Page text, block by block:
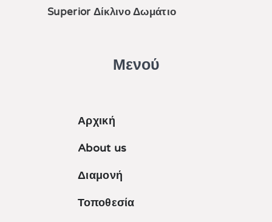
Superior Δίκλινο Δωμάτιο
Μενού
Αρχική
About us
Διαμονή
Τοποθεσία